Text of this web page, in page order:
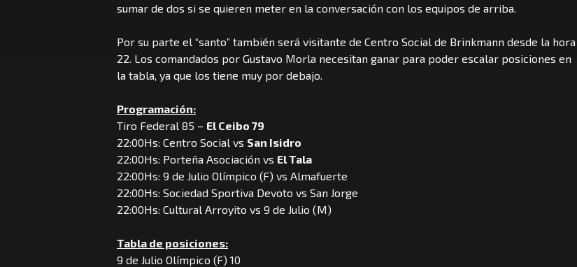
sumar de dos si se quieren meter en la conversación con los equipos de arriba.
Por su parte el “santo” también será visitante de Centro Social de Brinkmann desde la hora
22. Los comandados por Gustavo Morla necesitan ganar para poder escalar posiciones en
la tabla, ya que los tiene muy por debajo.
Programación:
Tiro Federal 85 – El Ceibo 79
22:00Hs: Centro Social vs San Isidro
22:00Hs: Porteña Asociación vs El Tala
22:00Hs: 9 de Julio Olímpico (F) vs Almafuerte
22:00Hs: Sociedad Sportiva Devoto vs San Jorge
22:00Hs: Cultural Arroyito vs 9 de Julio (M)
Tabla de posiciones:
9 de Julio Olímpico (F) 10